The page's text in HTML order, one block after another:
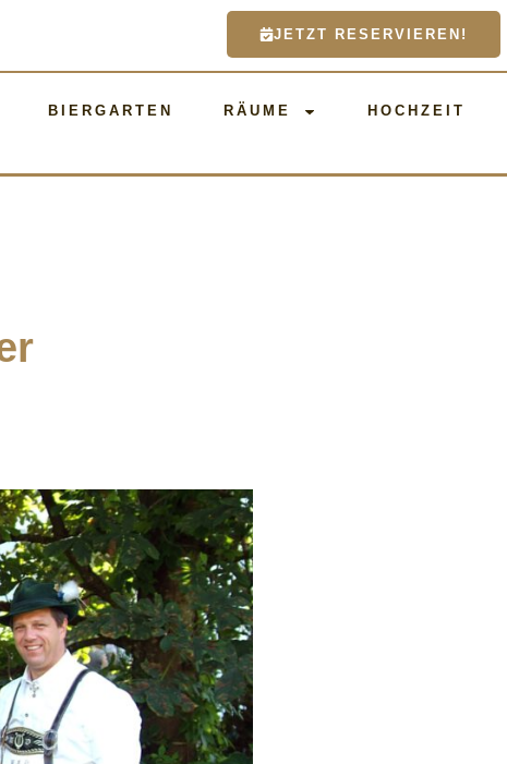
JETZT RESERVIEREN!
BIERGARTEN RÄUME HOCHZEIT